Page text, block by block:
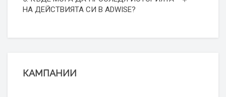
НА ДЕЙСТВИЯТА СИ В ADWISE?
КАМПАНИИ